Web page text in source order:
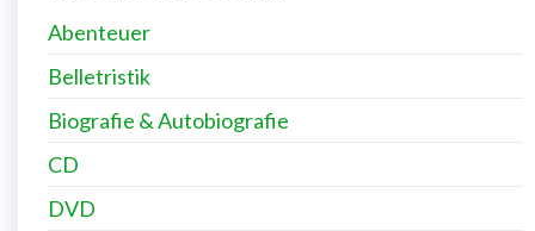
Abenteuer
Belletristik
Biografie & Autobiografie
CD
DVD